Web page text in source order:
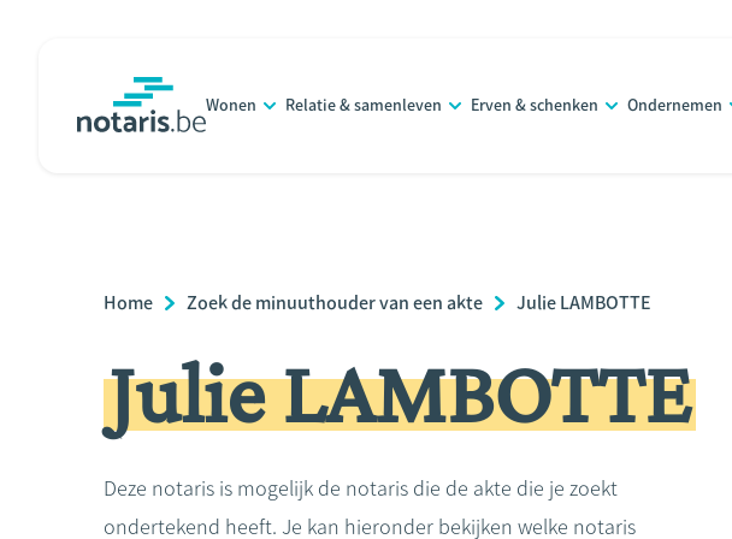
Wonen Relatie & samenleven Erven & schenken Ondernemen
Breadcrumb
Home Zoek de minuuthouder van een akte Julie LAMBOTTE
Julie LAMBOTTE
Deze notaris is mogelijk de notaris die de akte die je zoekt
ondertekend heeft. Je kan hieronder bekijken welke notaris